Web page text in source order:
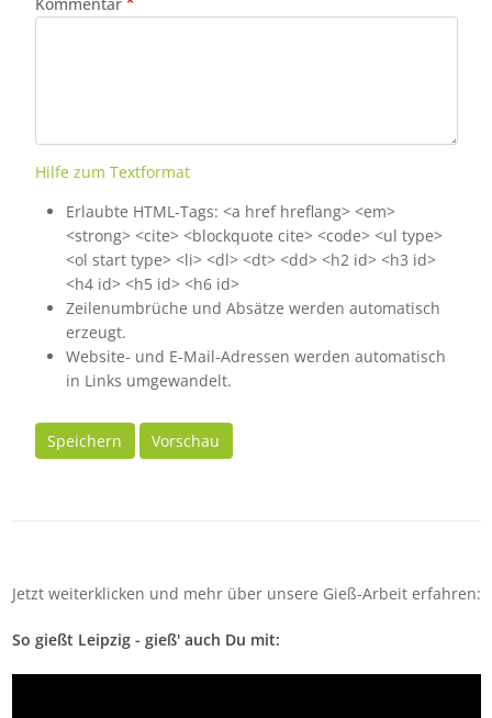
Hilfe zum Textformat
Erlaubte HTML-Tags: <a href hreflang> <em>
<strong> <cite> <blockquote cite> <code> <ul type>
<ol start type> <li> <dl> <dt> <dd> <h2 id> <h3 id>
<h4 id> <h5 id> <h6 id>
Zeilenumbrüche und Absätze werden automatisch
erzeugt.
Website- und E-Mail-Adressen werden automatisch
in Links umgewandelt.
Speichern Vorschau
Jetzt weiterklicken und mehr über unsere Gieß-Arbeit erfahren:
So gießt Leipzig - gieß' auch Du mit: